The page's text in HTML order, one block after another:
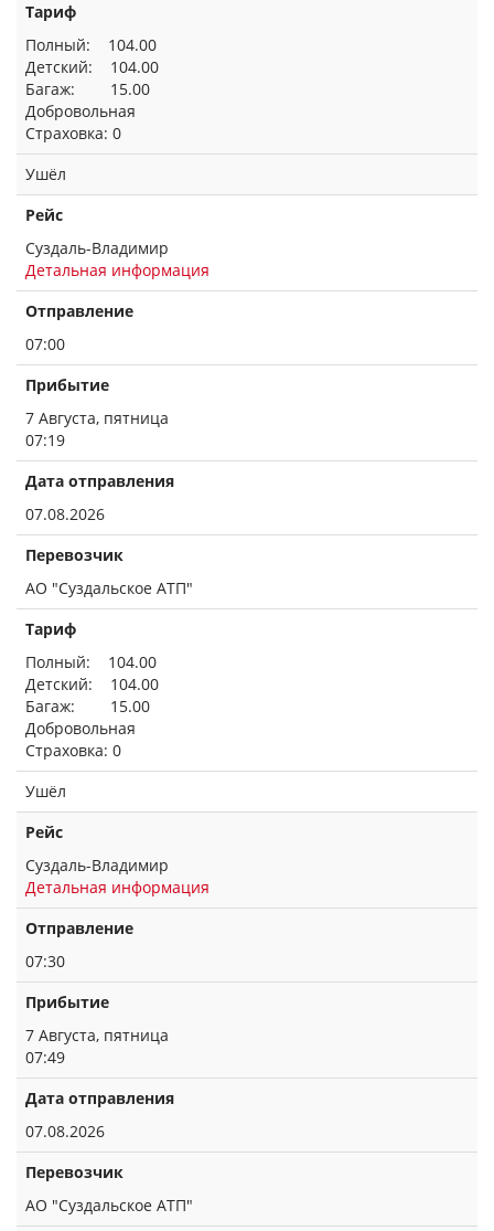
Тариф
Полный: 104.00
Детский: 104.00
Багаж: 15.00
Добровольная
Страховка: 0
Ушёл
Рейс
Суздаль-Владимир
Детальная информация
Отправление
07:00
Прибытие
7 Августа, пятница
07:19
Дата отправления
07.08.2026
Перевозчик
АО "Суздальское АТП"
Тариф
Полный: 104.00
Детский: 104.00
Багаж: 15.00
Добровольная
Страховка: 0
Ушёл
Рейс
Суздаль-Владимир
Детальная информация
Отправление
07:30
Прибытие
7 Августа, пятница
07:49
Дата отправления
07.08.2026
Перевозчик
АО "Суздальское АТП"